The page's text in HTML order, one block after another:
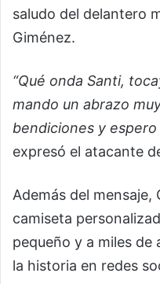
saludo del delantero
Giménez.
“Qué onda Santi,
mando un abrazo
bendiciones y
expresó el atacante
Además del mensaje,
camiseta
pequeño y a miles de
la historia en redes